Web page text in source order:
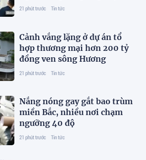
21 phút trước Tin tức
Cảnh vắng lặng ở dự án tổ
hợp thương mại hơn 200 tỷ
đồng ven sông Hương
21 phút trước Tin tức
Nắng nóng gay gắt bao trùm
miền Bắc, nhiều nơi chạm
ngưỡng 40 độ
21 phút trước Tin tức